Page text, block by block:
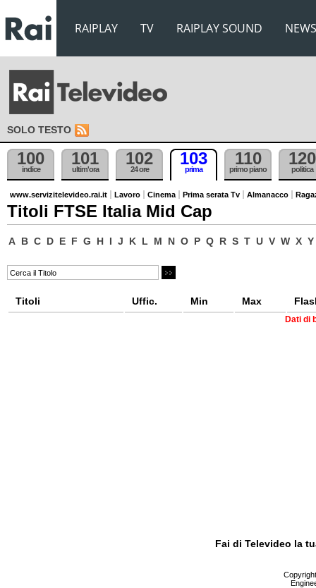
RAIPLAY TV RAIPLAY SOUND NEWS
SOLO TESTO
100
indice
101
ultim'ora
102
24 ore
103
prima
110
primo piano
120
politica
www.servizitelevideo.rai.it Lavoro Cinema Prima serata Tv Almanacco
Titoli FTSE Italia Mid Cap
A B C D E F G H I J K L M N O P Q R S T U V W X Y
Titoli Uffic. Min Max
Dati di
Fai di Televideo la